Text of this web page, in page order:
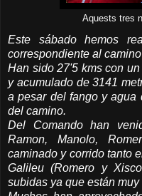
Aquests tres
Este sábado hemos
correspondiente al
Han sido 27'5 kms con
y acumulado de 3141
a pesar del fango y agua
del camino.
Del Comando han
Ramon, Manolo,
caminado y corrido tanto
Galileu (Romero y
subidas ya que están muy